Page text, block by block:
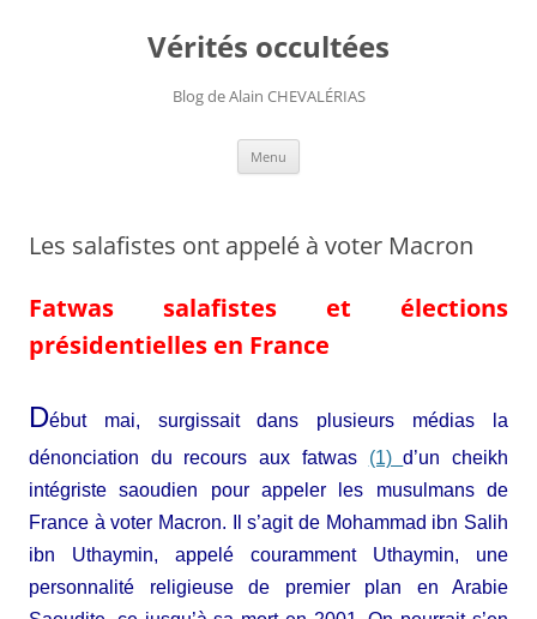
Vérités occultées
Blog de Alain CHEVALÉRIAS
Menu
Les salafistes ont appelé à voter Macron
Fatwas salafistes et élections
présidentielles en France
Début mai, surgissait dans plusieurs médias la
dénonciation du recours aux fatwas (1)d’un cheikh
intégriste saoudien pour appeler les musulmans de
France à voter Macron. Il s’agit de Mohammad ibn Salih
ibn Uthaymin, appelé couramment Uthaymin, une
personnalité religieuse de premier plan en Arabie